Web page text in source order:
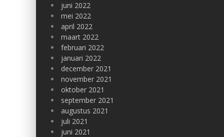
juni 2022
mei 2022
april 2022
maart 2022
februari 2022
januari 2022
december 2021
november 2021
oktober 2021
september 2021
augustus 2021
juli 2021
juni 2021